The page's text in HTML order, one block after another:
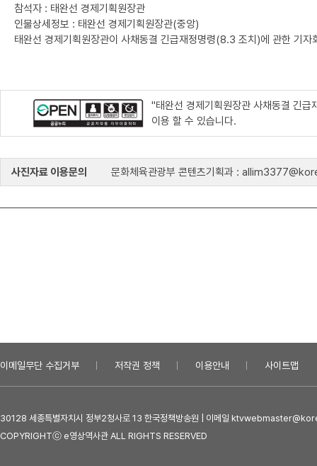
참석자 : 태완선 경제기획원장관
인물상세정보 : 태완선 경제기획원장관(중앙)
태완선 경제기획원장관이 사채동결 긴급재정명령(8.3 조치)에 관한 기자
"태완선 경제기획원장관 사채동결 긴
이용 할 수 있습니다.
사진자료 이용문의 문화체육관광부 콘텐츠기획과 :
이메일무단 수집거부 저작권 정책 이용안내 사이트맵
30128 세종특별자치시 정부2청사로 13 한국정책방송원 | 이메일
COPYRIGHTⓒ e영상역사관 ALL RIGHTS RESERVED